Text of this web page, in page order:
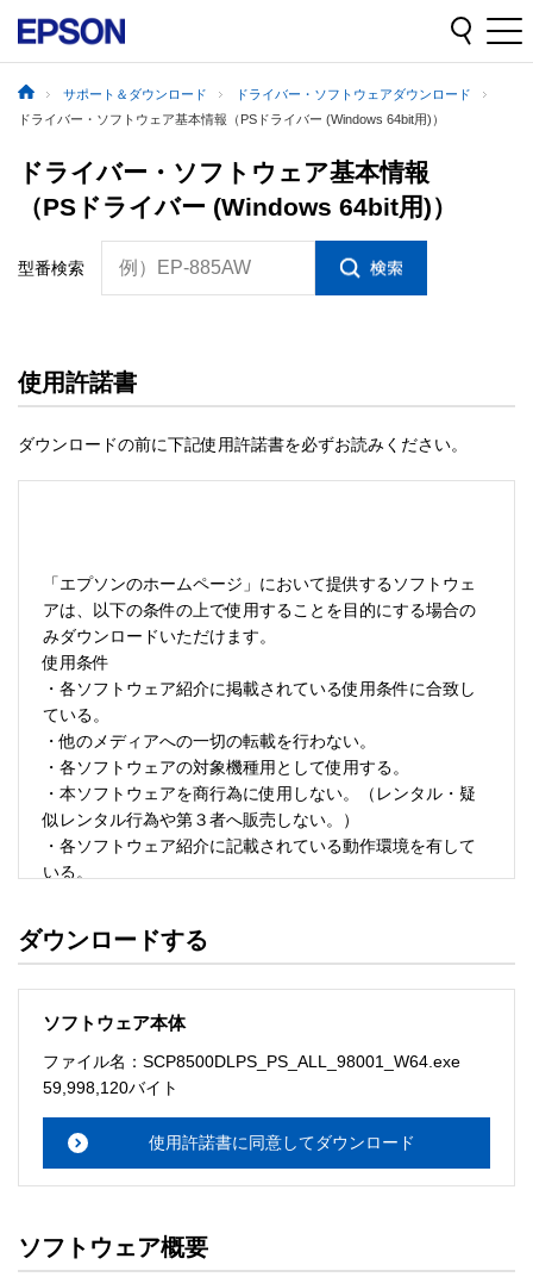
サポート＆ダウンロード
ドライバー・ソフトウェアダウンロード
ドライバー・ソフトウェア基本情報（PSドライバー (Windows 64bit用)）
ドライバー・ソフトウェア基本情報
（PSドライバー (Windows 64bit用)）
型番検索 例）EP-885AW
使用許諾書
ダウンロードの前に下記使用許諾書を必ずお読みください。
「エプソンのホームページ」において提供するソフトウェ
アは、以下の条件の上で使用することを目的にする場合の
みダウンロードいただけます。
使用条件
・各ソフトウェア紹介に掲載されている使用条件に合致し
ている。
・他のメディアへの一切の転載を行わない。
・各ソフトウェアの対象機種用として使用する。
・本ソフトウェアを商行為に使用しない。（レンタル・疑
似レンタル行為や第３者へ販売しない。）
・各ソフトウェア紹介に記載されている動作環境を有して
いる。
・ソフトウェアを改変、またはリバースエンジニアリング
ソフトウェアのサポート
・本サーバでは、ユーザーサポートは行いません。搭載ソ
メーションセンターまでお願い
ルをお読み下さい。
ソフトウェアの保証範囲
・ソフトウェアのダウンロード・導入はお客様の責任にお
ダウンロードする
ソフトウェア本体
ファイル名：SCP8500DLPS_PS_ALL_98001_W64.exe
59,998,120バイト
使用許諾書に同意してダウンロード
ソフトウェア概要